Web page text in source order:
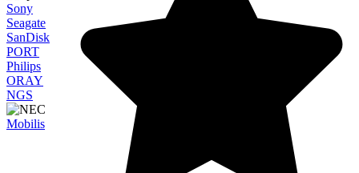
Sony
Seagate
SanDisk
PORT
Philips
ORAY
NGS
Mobilis